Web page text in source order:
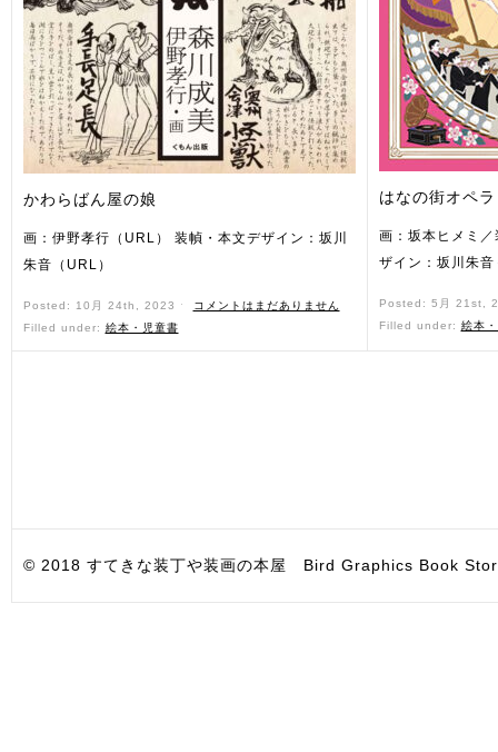
かわらばん屋の娘
画：伊野孝行（URL） 装幀・本文デザイン：坂川
朱音（URL）
Posted: 10月 24th, 2023 ˑ
コメントはまだありません
Filled under: 絵本・児童書
はなの街オペラ
画：坂本ヒメミ
ザイン：坂川朱
Posted: 5月 21st,
Filled under: 絵本
© 2018 すてきな装丁や装画の本屋 Bird Graphics Book